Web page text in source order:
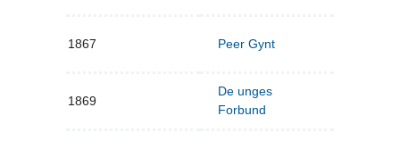
1867 Peer Gynt
1869
De unges
Forbund